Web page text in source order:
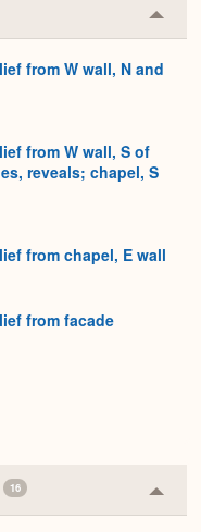
or
from W wall, N and
from W wall, S of
reveals; chapel, S
from chapel, E wall
from facade
16
or